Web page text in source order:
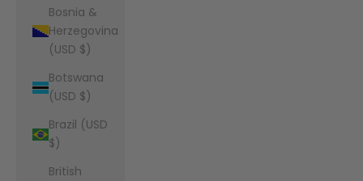
Bosnia &
Herzegovina
(USD $)
Botswana
(USD $)
Brazil (USD
$)
British